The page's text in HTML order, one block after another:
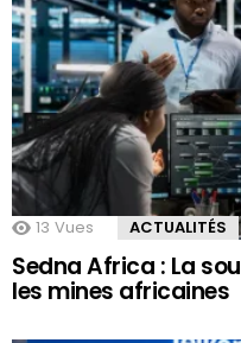
13 Vues ACTUALITÉS
Sedna Africa : La
les mines africaines